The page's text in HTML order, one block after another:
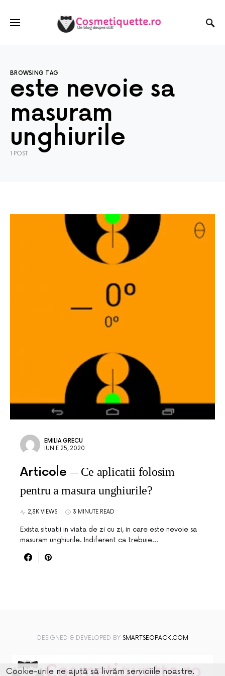
BROWSING TAG
este nevoie sa
masuram
unghiurile
1 POST
EMILIA GRECU
IUNIE 25, 2020
Articole
Ce aplicatii folosim
pentru a masura unghiurile?
2,3K VIEWS 3 MINUTE READ
Exista situatii in viata de zi cu zi, in care este nevoie sa
masuram unghiurile. Indiferent ca trebuie…
DESIGNED & DEVELOPED BY SMARTSEOPACK.COM
Cookie-urile ne ajută să livrăm serviciile noastre.